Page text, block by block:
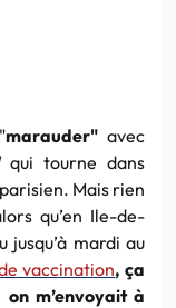
marauder"avec
qui tourne dans
Mais rien
qu’en Ile-de-
mardi au
vaccination, ça
m’envoyait à